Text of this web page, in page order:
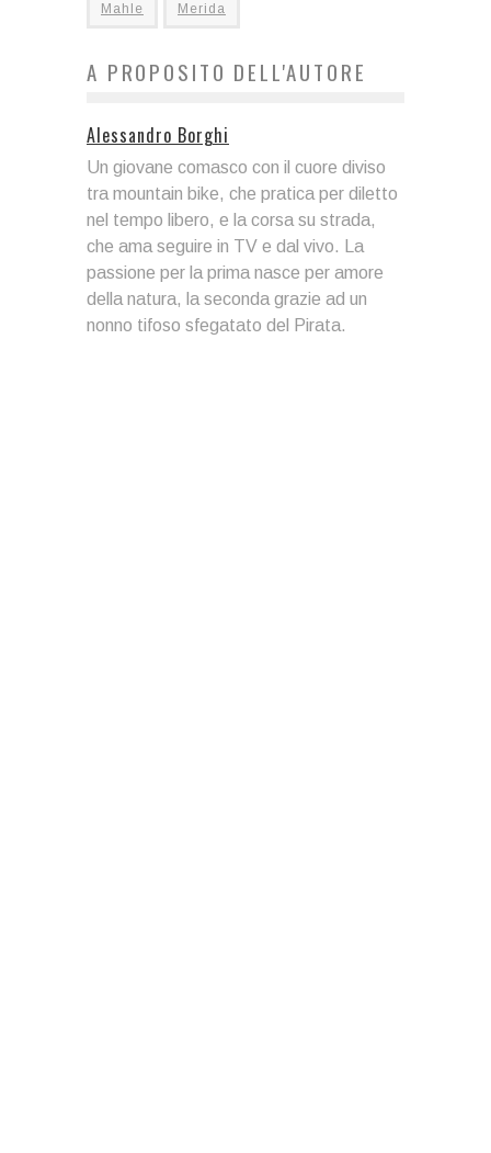
Mahle Merida
A PROPOSITO DELL'AUTORE
Alessandro Borghi
Un giovane comasco con il cuore diviso
tra mountain bike, che pratica per diletto
nel tempo libero, e la corsa su strada,
che ama seguire in TV e dal vivo. La
passione per la prima nasce per amore
della natura, la seconda grazie ad un
nonno tifoso sfegatato del Pirata.